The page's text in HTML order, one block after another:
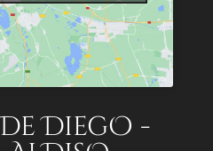
DiegO -